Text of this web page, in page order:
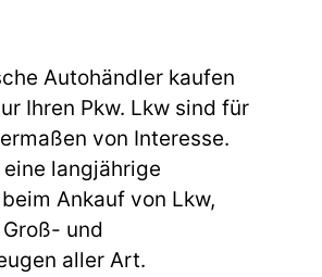
Autohändler kaufen
Ihren Pkw. Lkw sind für
von Interesse.
langjährige
Ankauf von Lkw,
und
aller Art.